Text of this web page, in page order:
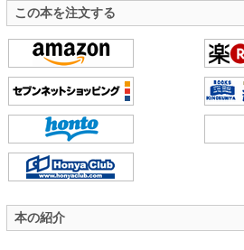
この本を注文する
本の紹介